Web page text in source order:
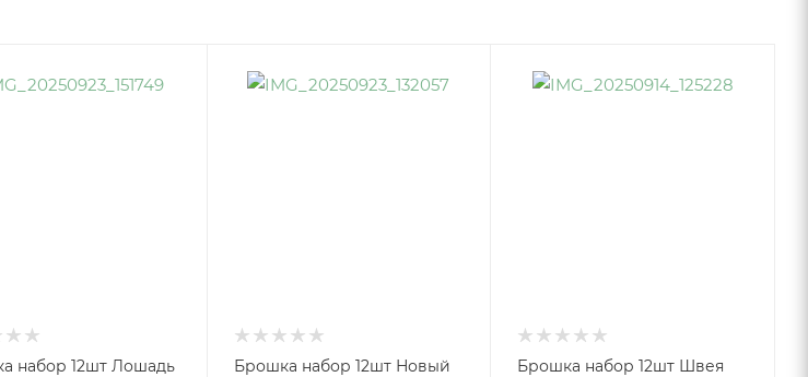
набор 12шт Лошадь
Брошка набор 12шт Новый
Брошка набор 12шт Швея